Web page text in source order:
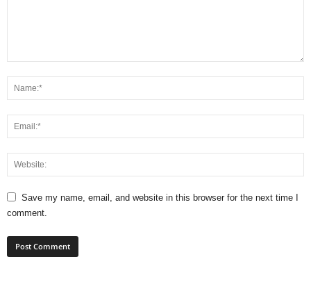
Save my name, email, and website in this browser for the next time I
comment.